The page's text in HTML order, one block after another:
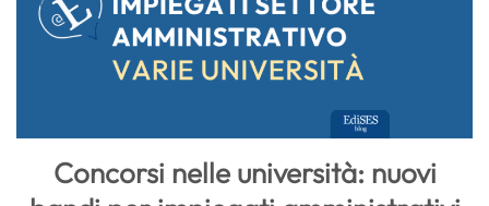
Concorsi nelle università: nuovi